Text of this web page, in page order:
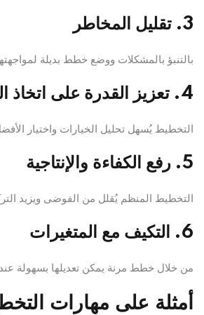
3. تقليل المخاطر
بالتنبؤ بالمشكلات ووضع خطط بديلة
4. تعزيز القدرة على اتخاذ القرار
التخطيط يُسهل تحليل الخيارات واختيار
5. رفع الكفاءة والإنتاجية
التخطيط المنظم يُقلل من الفوضى ويزيد
6. التكيف مع المتغيرات
من خلال خطط مرنة يمكن تعديلها بسهولة
أمثلة على مهارات